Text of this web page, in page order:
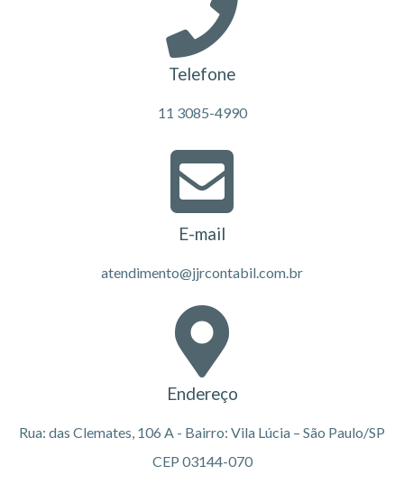
Telefone
11 3085-4990
E-mail
atendimento@jjrcontabil.com.br
Endereço
Rua: das Clemates, 106 A - Bairro: Vila Lúcia – São Paulo/SP
CEP 03144-070